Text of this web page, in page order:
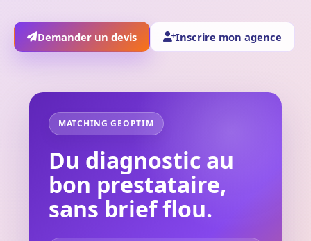
Demander un devis Inscrire mon agence
MATCHING GEOPTIM
Du diagnostic au
bon prestataire,
sans brief flou.